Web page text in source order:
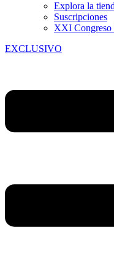
Explora la
Suscripciones
XXI Congreso
EXCLUSIVO